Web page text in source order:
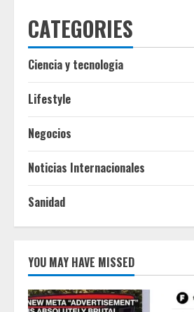
CATEGORIES
Ciencia y tecnologia
Lifestyle
Negocios
Noticias Internacionales
Sanidad
YOU MAY HAVE MISSED